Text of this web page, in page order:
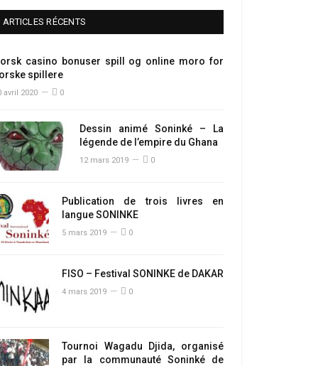
ARTICLES RÉCENTS
casino bonuser spill og online moro for
spillere
avril 2020 0
Dessin animé Soninké – La
légende de l’empire du Ghana
12 mars 2019 0
Publication de trois livres en
langue SONINKE
5 mars 2019 0
FISO – Festival SONINKE de DAKAR
4 mars 2019 0
Tournoi Wagadu Djida, organisé
par la communauté Soninké de